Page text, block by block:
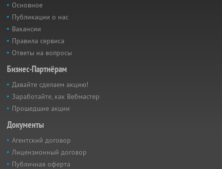
Основное
Публикации о нас
Вакансии
Правила сервиса
Ответы на вопросы
Бизнес-Партнёрам
Давайте сделаем акцию!
Заработайте, как Вебмастер
Прошедшие акции
Документы
Агентский договор
Лицензионный договор
Публичная оферта